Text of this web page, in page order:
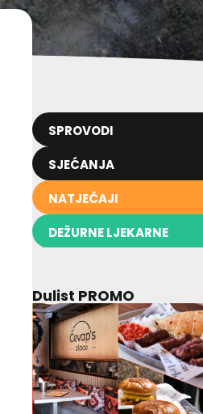
SPROVODI
SJEĆANJA
NATJEČAJI
DEŽURNE LJEKARNE
Dulist PROMO